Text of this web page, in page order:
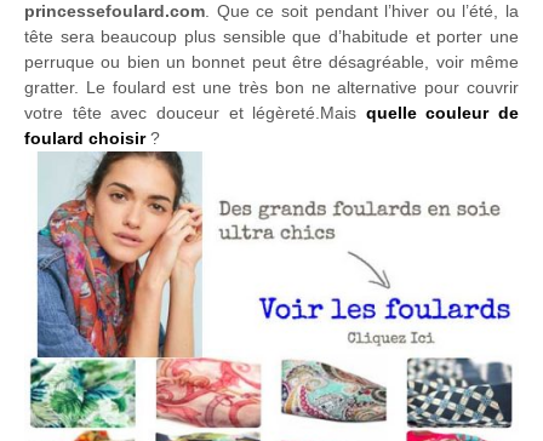
princessefoulard.com . Que ce soit pendant l’hiver ou l’été, la
tête sera beaucoup plus sensible que d’habitude et porter une
perruque ou bien un bonnet peut être désagréable, voir même
gratter. Le foulard est une très bon ne alternative pour couvrir
votre tête avec douceur et légèreté.Mais quelle couleur de
foulard choisir?